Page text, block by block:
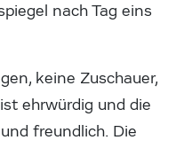
nach Tag eins
keine Zuschauer,
ehrwürdig und die
freundlich. Die